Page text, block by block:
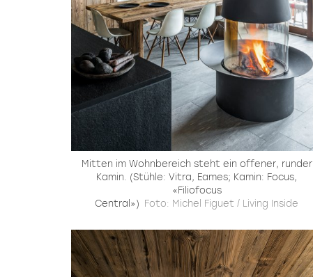
Mitten im Wohnbereich steht ein offener, runder
Kamin. (Stühle: Vitra, Eames; Kamin: Focus,
«Filiofocus
Central») Foto: Michel Figuet / Living Inside